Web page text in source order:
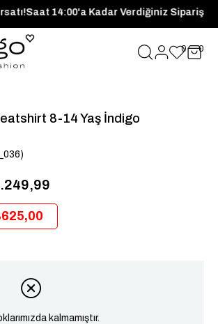
İndirim Fırsatı!Saat 14:00'a Kadar
0 0
8-14 Yaş İndigo
kalmamıştır.